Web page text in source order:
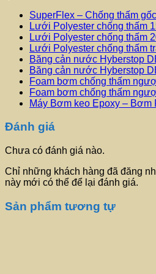
SuperFlex – Chống thấm
Lưới Polyester chống thấm
Lưới Polyester chống thấm
Lưới Polyester chống thấm
Băng cản nước Hyberstop
Băng cản nước Hyberstop
Foam bơm chống thấm
Foam bơm chống thấm
Máy Bơm keo Epoxy – Bơm
Đánh giá
Chưa có đánh giá nào.
Chỉ những khách hàng đã đăng
này mới có thể để lại đánh giá.
Sản phẩm tương tự